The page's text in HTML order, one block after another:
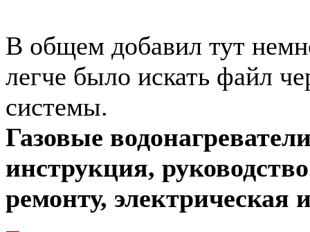
В общем добавил тут
легче было искать файл
системы.
Газовые
инструкция,
ремонту, электрическая